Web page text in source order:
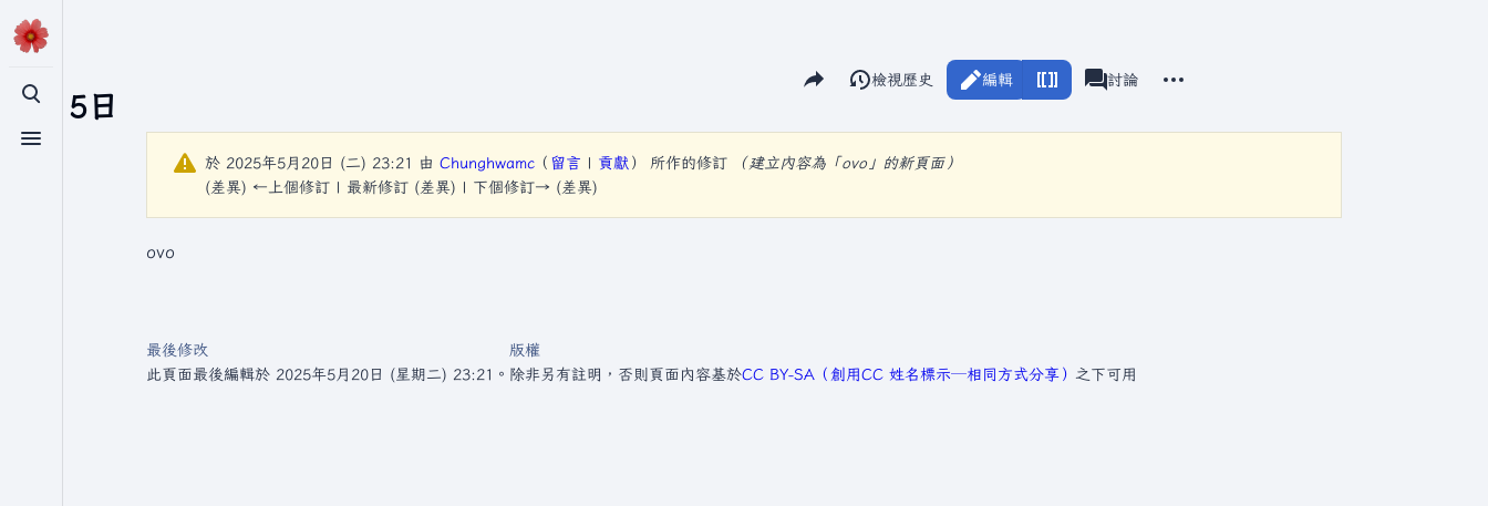
切換搜尋
切換選單
3月15日
分享此頁面
視圖閱讀 編輯
檢視歷史 associated-pages
頁面
討論
於 2025年5月20日 (二) 23:21 由 Chunghwamc （ 留言 | 貢獻 ） 所作的修訂
（建立內容為「ovo」的新頁面）
(差異) ←上個修訂 | 最新修訂 (差異) | 下個修訂→ (差異)
ovo
最後修改
此頁面最後編輯於 2025年5月20日 (星期二) 23:21。
版權
除非另有註明，否則頁面內容基於CC BY-SA（創用CC 姓名標示─相同方式分享） 之下可用